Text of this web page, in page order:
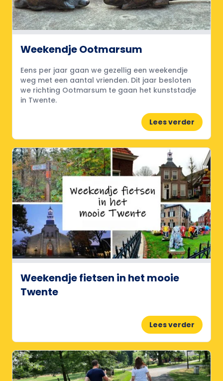
Weekendje Ootmarsum
Eens per jaar gaan we gezellig een weekendje
weg met een aantal vrienden. Dit jaar besloten
we richting Ootmarsum te gaan het kunststadje
in Twente.
Lees verder
Weekendje fietsen in het mooie
Twente
Lees verder